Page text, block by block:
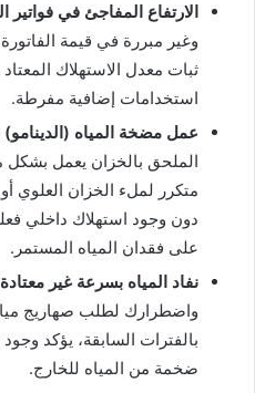
الارتفاع المفاجئ في فواتير
وغير مبررة في قيمة
ثبات معدل الاستهلاك
استخدامات إضافية مفرطة.
عمل مضخة المياه (الدينامو)
الملحق بالخزان يعمل
متكرر لملء الخزان العلوي
دون وجود استهلاك داخلي
على فقدان المياه المستمر.
نفاد المياه بسرعة غير
واضطرارك لطلب صهاريج
بالفترات السابقة، يؤكد
ضخمة من المياه للخارج.